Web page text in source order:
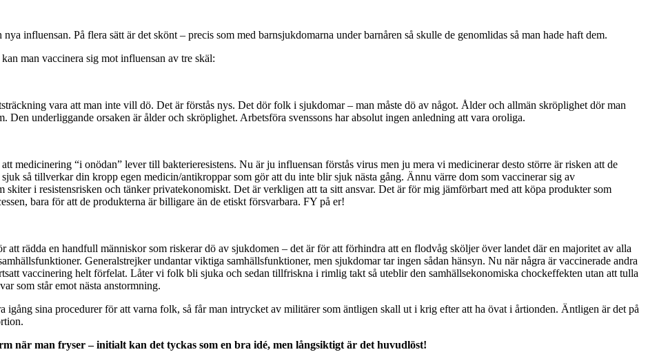
Wikileaks
influensan. På flera sätt är det skönt – precis som med barnsjukdomarna under barnåren så skulle de genomlidas så man hade haft dem.
man vaccinera sig mot influensan av tre skäl:
vara att man inte vill dö. Det är förstås nys. Det dör folk i sjukdomar – man måste dö av något. Ålder och allmän skröplighet dör man
Den underliggande orsaken är ålder och skröplighet. Arbetsföra svenssons har absolut ingen anledning att vara oroliga.
medicinering “i onödan” lever till bakterieresistens. Nu är ju influensan förstås virus men ju mera vi medicinerar desto större är risken att de
så tillverkar din kropp egen medicin/antikroppar som gör att du inte blir sjuk nästa gång. Ännu värre dom som vaccinerar sig av
i resistensrisken och tänker privatekonomiskt. Det är verkligen att ta sitt ansvar. Det är för mig jämförbart med att köpa produkter som
bara för att de produkterna är billigare än de etiskt försvarbara. FY på er!
rädda en handfull människor som riskerar dö av sjukdomen – det är för att förhindra att en flodvåg sköljer över landet där en majoritet av alla
Generalstrejker undantar viktiga samhällsfunktioner, men sjukdomar tar ingen sådan hänsyn. Nu när några är vaccinerade andra
vaccinering helt förfelat. Låter vi folk bli sjuka och sedan tillfriskna i rimlig takt så uteblir den samhällsekonomiska chockeffekten utan att tulla
som står emot nästa anstormning.
igång sina procedurer för att varna folk, så får man intrycket av militärer som äntligen skall ut i krig efter att ha övat i årtionden. Äntligen är det på
när man fryser – initialt kan det tyckas som en bra idé, men långsiktigt är det huvudlöst!